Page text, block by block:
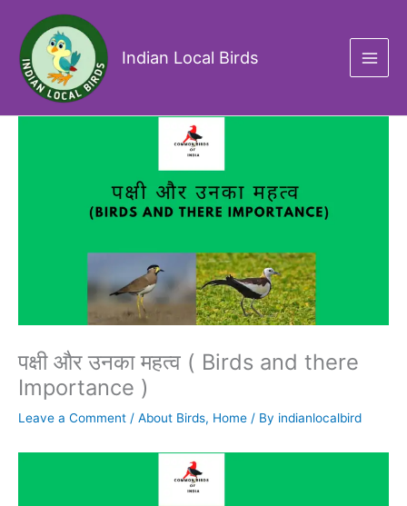
content
Indian Local Birds
पक्षी और उनका महत्व ( Birds and there
Importance )
Leave a Comment / About Birds, Home / By indianlocalbird